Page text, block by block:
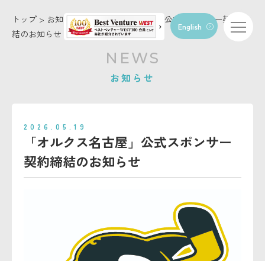
English
ペットホテル
お問い合わせ
会社概要
利用規約
トップ > お知らせ>「オルクス名古屋」公式スポンサー契約締
結のお知らせ
NEWS
お知らせ
2026.05.19
「オルクス名古屋」公式スポンサー
契約締結のお知らせ